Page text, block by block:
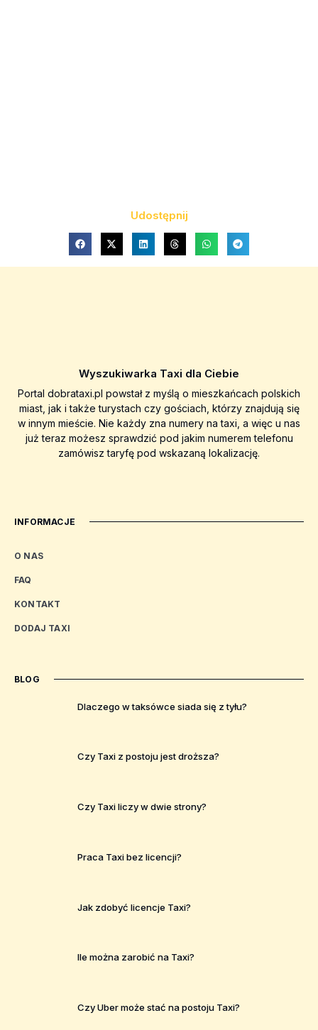
Udostępnij
Wyszukiwarka Taxi dla Ciebie
Portal dobrataxi.pl powstał z myślą o mieszkańcach polskich
miast, jak i także turystach czy gościach, którzy znajdują się
w innym mieście. Nie każdy zna numery na taxi, a więc u nas
już teraz możesz sprawdzić pod jakim numerem telefonu
zamówisz taryfę pod wskazaną lokalizację.
INFORMACJE
O NAS
FAQ
KONTAKT
DODAJ TAXI
BLOG
Dlaczego w taksówce siada się z tyłu?
Czy Taxi z postoju jest droższa?
Czy Taxi liczy w dwie strony?
Praca Taxi bez licencji?
Jak zdobyć licencje Taxi?
Ile można zarobić na Taxi?
Czy Uber może stać na postoju Taxi?